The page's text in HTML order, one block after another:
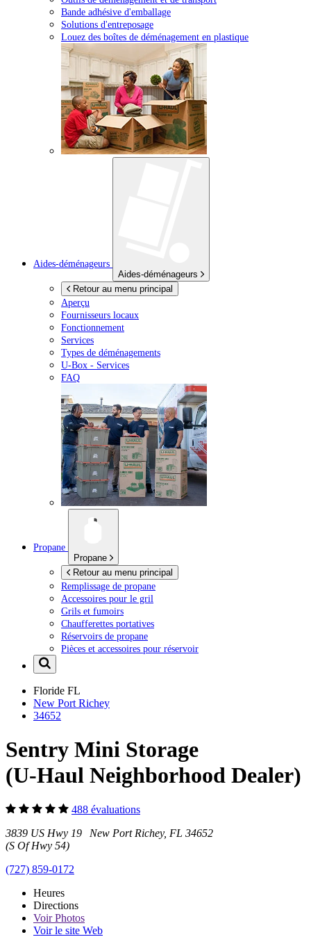
Bande adhésive d'emballage
Solutions d'entreposage
Louez des boîtes de déménagement en plastique
Aides-déménageurs
Aides-déménageurs
Retour au menu principal
Aperçu
Fournisseurs locaux
Fonctionnement
Services
Types de déménagements
U-Box - Services
FAQ
Propane
Propane
Retour au menu principal
Remplissage de propane
Accessoires pour le gril
Grils et fumoirs
Chaufferettes portatives
Réservoirs de propane
Pièces et accessoires pour réservoir
Floride FL
New Port Richey
34652
Sentry Mini Storage
(U-Haul Neighborhood Dealer)
488 évaluations
3839 US Hwy 19 New Port Richey, FL 34652
(S Of Hwy 54)
(727) 859-0172
Heures
Directions
VoirPhotos
Voir le site Web